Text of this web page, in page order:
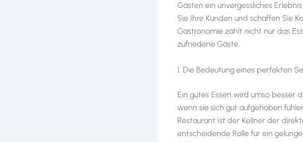
Gästen ein unvergessliches
Sie Ihre Kunden und schaffen Sie
Gastronomie zählt nicht nur das
zufriedene Gäste.
1. Die Bedeutung eines perfekten
Ein gutes Essen wird umso besser
wenn sie sich gut aufgehoben
Restaurant ist der Kellner der
entscheidende Rolle für ein